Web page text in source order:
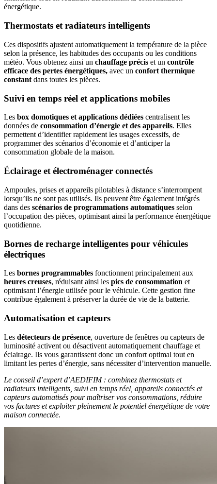
énergétique.
Thermostats et radiateurs intelligents
Ces dispositifs ajustent automatiquement la température de la pièce
selon la présence, les habitudes des occupants ou les conditions
météo. Vous obtenez ainsi un chauffage précis et un contrôle
efficace des pertes énergétiques, avec un confort thermique
constant dans toutes les pièces.
Suivi en temps réel et applications mobiles
Les box domotiques et applications dédiées centralisent les
données de consommation d’énergie et des appareils. Elles
permettent d’identifier rapidement les usages excessifs, de
programmer des scénarios d’économie et d’anticiper la
consommation globale de la maison.
Éclairage et électroménager connectés
Ampoules, prises et appareils pilotables à distance s’interrompent
lorsqu’ils ne sont pas utilisés. Ils peuvent être également intégrés
dans des scénarios de programmations automatiques selon
l’occupation des pièces, optimisant ainsi la performance énergétique
quotidienne.
Bornes de recharge intelligentes pour véhicules
électriques
Les bornes programmables fonctionnent principalement aux
heures creuses, réduisant ainsi les pics de consommation et
optimisant l’énergie utilisée pour le véhicule. Cette gestion fine
contribue également à préserver la durée de vie de la batterie.
Automatisation et capteurs
Les détecteurs de présence, ouverture de fenêtres ou capteurs de
luminosité activent ou désactivent automatiquement chauffage et
éclairage. Ils vous garantissent donc un confort optimal tout en
limitant les pertes d’énergie, sans nécessiter d’intervention manuelle.
Le conseil d’expert d’AEDIFIM : combinez thermostats et
radiateurs intelligents, suivi en temps réel, appareils connectés et
capteurs automatisés pour maîtriser vos consommations, réduire
vos factures et exploiter pleinement le potentiel énergétique de votre
maison connectée.